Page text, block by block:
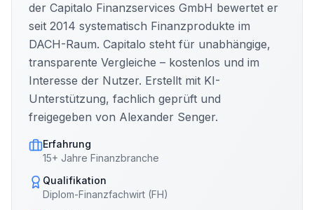
der Capitalo Finanzservices GmbH bewertet er
seit 2014 systematisch Finanzprodukte im
DACH-Raum. Capitalo steht für unabhängige,
transparente Vergleiche – kostenlos und im
Interesse der Nutzer. Erstellt mit KI-
Unterstützung, fachlich geprüft und
freigegeben von Alexander Senger.
Erfahrung
15+ Jahre Finanzbranche
Qualifikation
Diplom-Finanzfachwirt (FH)